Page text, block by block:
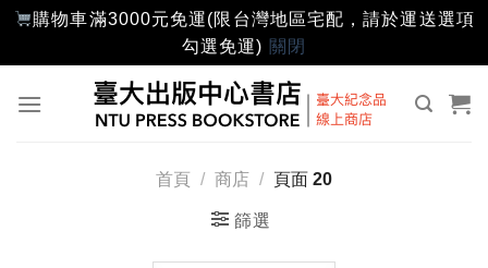
購物車滿3000元免運(限台灣地區宅配，請於運送選項
勾選免運) 關閉
首頁 / 商店 / 頁面 20
篩選